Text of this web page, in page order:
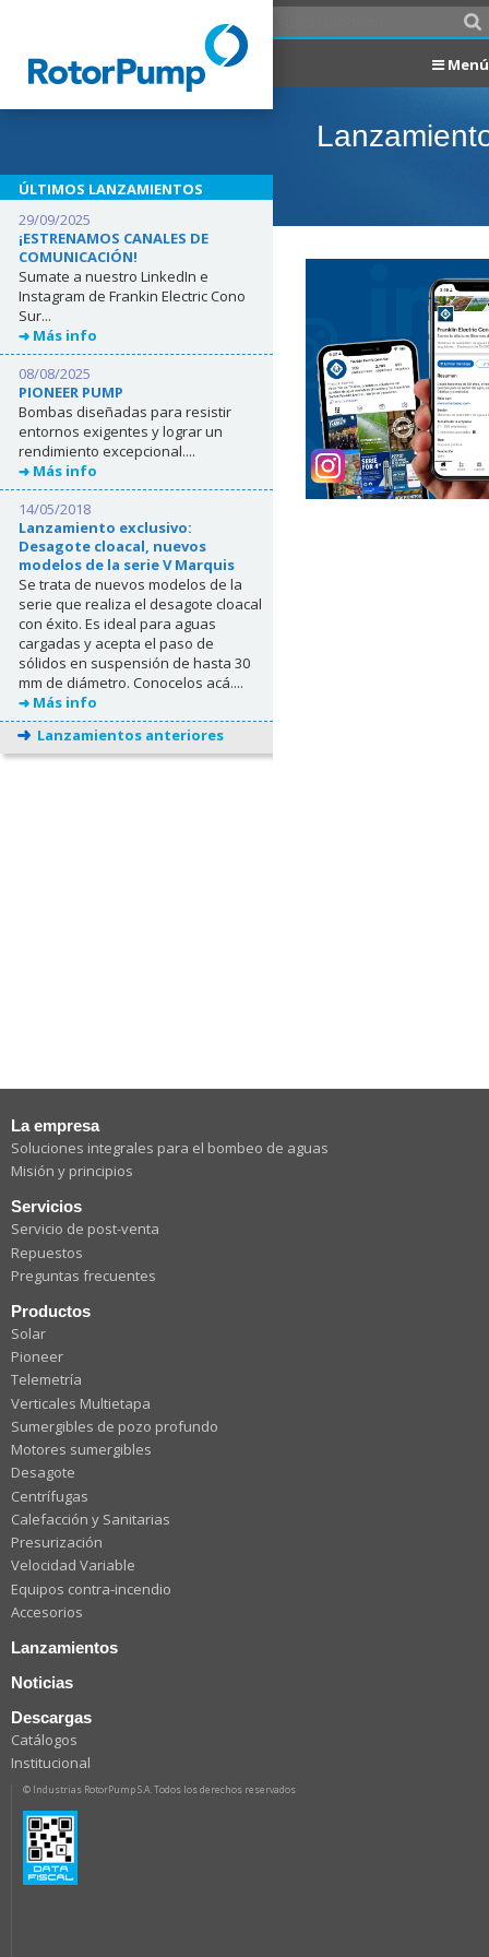
Menú
ÚLTIMOS LANZAMIENTOS
29/09/2025
¡ESTRENAMOS CANALES DE
COMUNICACIÓN!
Sumate a nuestro LinkedIn e
Instagram de Frankin Electric Cono
Sur...
Más info
08/08/2025
PIONEER PUMP
Bombas diseñadas para resistir
entornos exigentes y lograr un
rendimiento excepcional....
Más info
14/05/2018
Lanzamiento exclusivo:
Desagote cloacal, nuevos
modelos de la serie V Marquis
Se trata de nuevos modelos de la
serie que realiza el desagote cloacal
con éxito. Es ideal para aguas
cargadas y acepta el paso de
sólidos en suspensión de hasta 30
mm de diámetro. Conocelos acá....
Más info
Lanzamientos anteriores
La empresa
Soluciones integrales para el bombeo de aguas
Misión y principios
Servicios
Servicio de post-venta
Repuestos
Preguntas frecuentes
Productos
Solar
Pioneer
Telemetría
Verticales Multietapa
Sumergibles de pozo profundo
Motores sumergibles
Desagote
Centrífugas
Calefacción y Sanitarias
Presurización
Velocidad Variable
Equipos contra-incendio
Accesorios
Lanzamientos
Noticias
Descargas
Catálogos
Institucional
© Industrias RotorPump S.A. Todos los derechos reservados